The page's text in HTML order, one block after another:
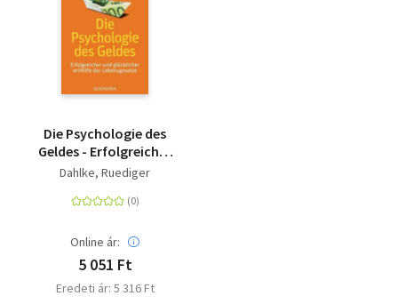
Die Psychologie des
Geldes - Erfolgreicher
und glücklicher
Lebensgesetze
Dahlke, Ruediger
Online ár:
5 051 Ft
Eredeti ár: 5 316 Ft